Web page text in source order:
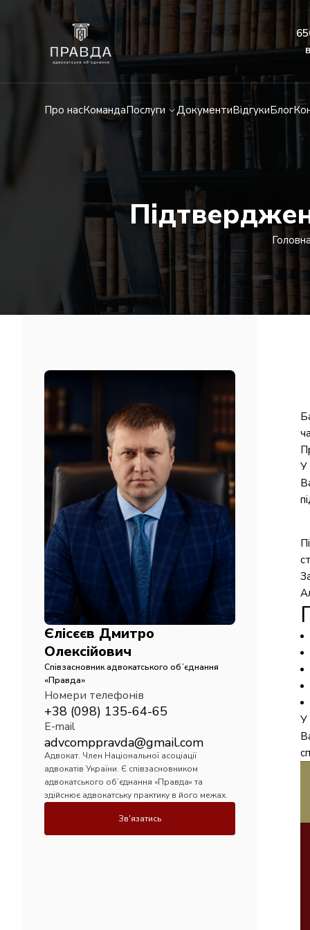
Про насКомандаПослуги ДокументиВідгукиБлог
Головна
Єлісєєв Дмитро
Олексійович
Співзасновник адвокатського обʼєднання
«Правда»
Номери телефонів
+38 (098) 135-64-65
E-mail
advcomppravda@gmail.com
Адвокат. Член Національної асоціації
адвокатів України. Є співзасновником
адвокатського обʼєднання «Правда» та
здійснює адвокатську практику в його межах.
Зв'язатись
У
У